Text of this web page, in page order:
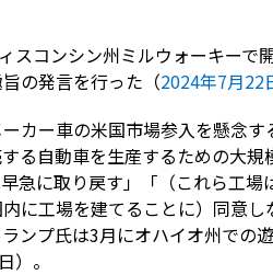
コンシン州ミルウォーキーで
の発言を行った（2024年7月22
カー車の米国市場参入を懸念
る自動車を生産するための大
急に取り戻す」「（これら工
に工場を建てることに）同意
ンプ氏は3月にオハイオ州での
）。